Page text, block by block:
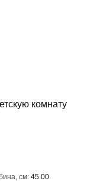
комнату
см 45.00